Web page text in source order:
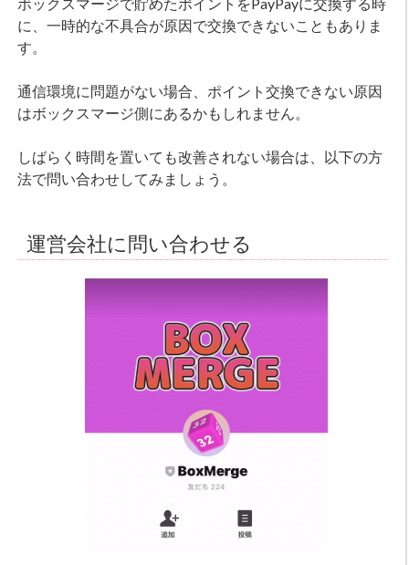
に、一時的な不具合が原因で交換できないこともありま
す。
通信環境に問題がない場合、ポイント交換できない原因
はボックスマージ側にあるかもしれません。
しばらく時間を置いても改善されない場合は、以下の方
法で問い合わせしてみましょう。
運営会社に問い合わせる